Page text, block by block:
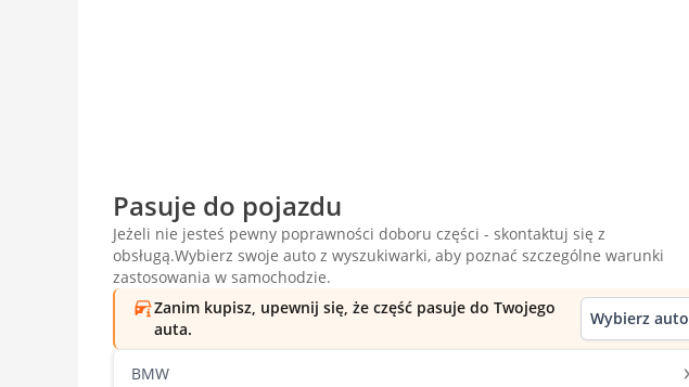
Pasuje do pojazdu
Jeżeli nie jesteś pewny poprawności doboru części - skontaktuj się z
obsługą.Wybierz swoje auto z wyszukiwarki, aby poznać szczególne warunki
zastosowania w samochodzie.
Zanim kupisz, upewnij się, że część pasuje do Twojego
auta.
Wybierz auto
BMW